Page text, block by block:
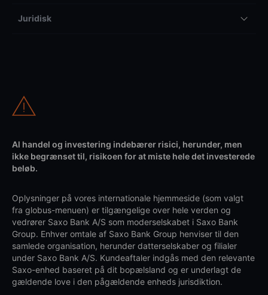
Juridisk
Al handel og investering indebærer risici, herunder, men
ikke begrænset til, risikoen for at miste hele det investerede
beløb.
Oplysninger på vores internationale hjemmeside (som valgt
fra globus-menuen) er tilgængelige over hele verden og
vedrører Saxo Bank A/S som moderselskabet i Saxo Bank
Group. Enhver omtale af Saxo Bank Group henviser til den
samlede organisation, herunder datterselskaber og filialer
under Saxo Bank A/S. Kundeaftaler indgås med den relevante
Saxo-enhed baseret på dit bopælsland og er underlagt de
gældende love i den pågældende enheds jurisdiktion.